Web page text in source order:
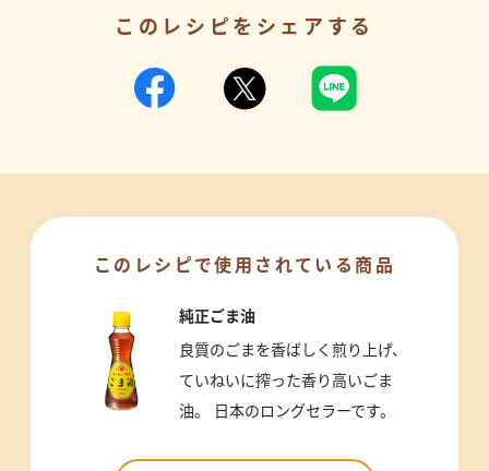
このレシピをシェアする
このレシピで使用されている商品
純正ごま油
良質のごまを香ばしく煎り上げ、
ていねいに搾った香り高いごま
油。 日本のロングセラーです。